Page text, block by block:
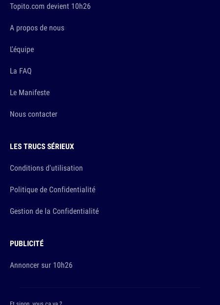
Topito.com devient 10h26
A propos de nous
L'équipe
La FAQ
Le Manifeste
Nous contacter
LES TRUCS SÉRIEUX
Conditions d'utilisation
Politique de Confidentialité
Gestion de la Confidentialité
PUBLICITÉ
Annoncer sur 10h26